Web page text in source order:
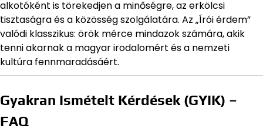
alkotóként is törekedjen a minőségre, az erkölcsi
tisztaságra és a közösség szolgálatára. Az „Írói érdem”
valódi klasszikus: örök mérce mindazok számára, akik
tenni akarnak a magyar irodalomért és a nemzeti
kultúra fennmaradásáért.
Gyakran Ismételt Kérdések (GYIK) –
FAQ